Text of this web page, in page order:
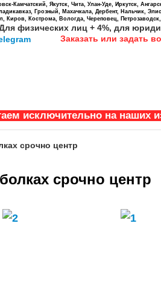
Камчатский, Якутск, Чита, Улан-Уде, Иркутск,
Грозный, Махачкала, Дербент, Нальчик,
Кострома, Вологда, Череповец,
физических лиц + 4%, для
Заказать или задать
исключительно на наших
срочно центр
срочно центр